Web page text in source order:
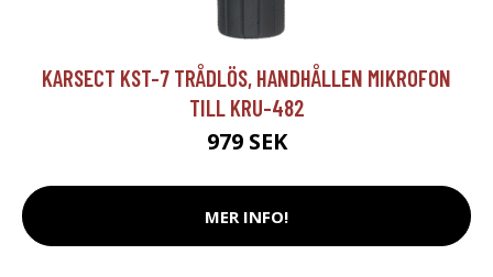
KARSECT KST-7 TRÅDLÖS, HANDHÅLLEN MIKROFON
TILL KRU-482
979 SEK
MER INFO!